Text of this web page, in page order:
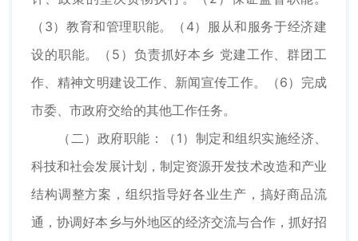
（3）教育和管理职能。（4）服从和服务于经济建
设的职能。（5）负责抓好本乡 党建工作、群团工
作、精神文明建设工作、新闻宣传工作。（6）完成
市委、市政府交给的其他工作任务。
（二）政府职能：（1）制定和组织实施经济、
科技和社会发展计划，制定资源开发技术改造和产业
结构调整方案，组织指导好各业生产，搞好商品流
通，协调好本乡与外地区的经济交流与合作，抓好招